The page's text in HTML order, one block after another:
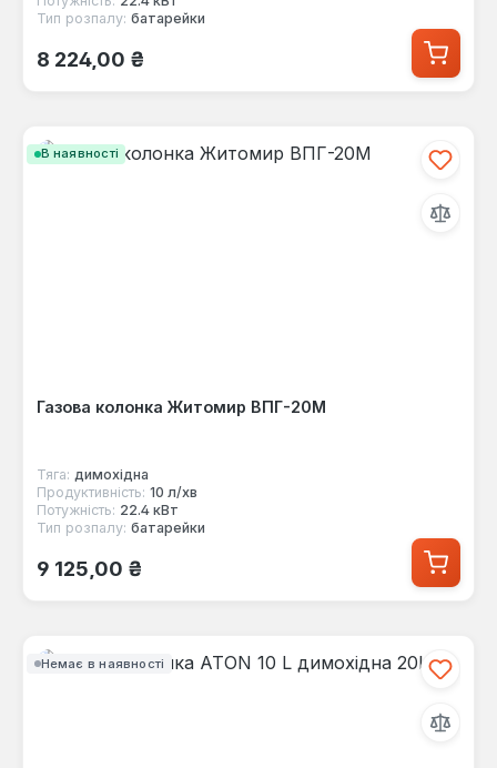
Тип розпалу: батарейки
Звичайна ціна:
8 224,00 ₴
В наявності
Газова колонка Житомир ВПГ-20М
Тяга: димохідна
Продуктивність: 10 л/хв
Потужність: 22.4 кВт
Тип розпалу: батарейки
Звичайна ціна:
9 125,00 ₴
Немає в наявності